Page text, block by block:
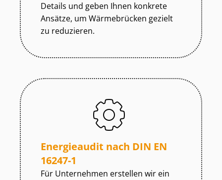
Details und geben Ihnen konkrete
Ansätze, um Wärmebrücken gezielt
zu reduzieren.
Energieaudit nach DIN EN
16247-1
Für Unternehmen erstellen wir ein